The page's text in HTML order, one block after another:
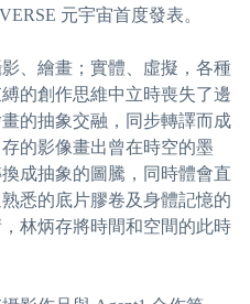
元宇宙首度發表。
、繪畫；實體、虛擬，各種
的創作思維中立時喪失了邊
的抽象交融，同步轉譯而成
的影像畫出曾在時空的墨
成抽象的圖騰，同時體會直
悉的底片膠卷及身體記憶的
林炳存將時間和空間的此時